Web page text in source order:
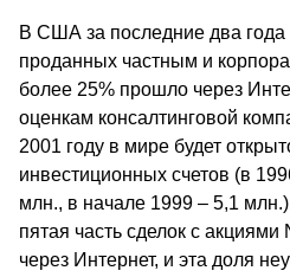
В США за последние два года
проданных частным и
более 25% прошло через
оценкам консалтинговой
2001 году в мире будет
инвестиционных счетов (в
млн., в начале 1999 – 5,1
пятая часть сделок с
через Интернет, и эта доля